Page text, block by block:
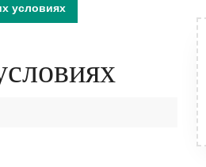
условиях